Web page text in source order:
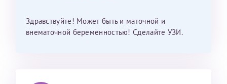
Здравствуйте! Может быть и маточной и
внематочной беременностью! Сделайте УЗИ.
Прислать на эл. почту